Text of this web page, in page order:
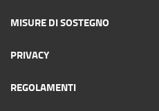
MISURE DI SOSTEGNO
PRIVACY
REGOLAMENTI